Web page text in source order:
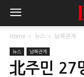
Home 뉴스 남북관계
뉴스 남북관계
北주민 27